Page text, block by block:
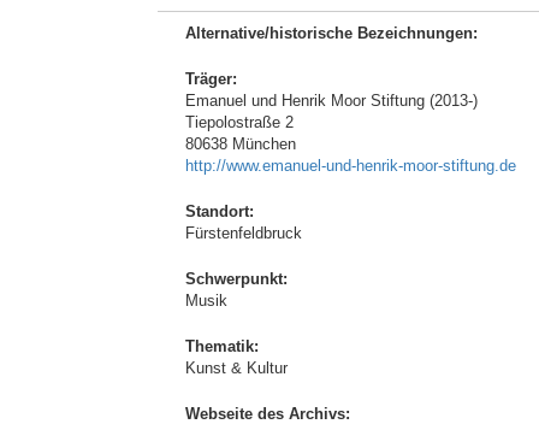
Alternative/historische Bezeichnungen:
Träger:
Emanuel und Henrik Moor Stiftung (2013-)
Tiepolostraße 2
80638 München
http://www.emanuel-und-henrik-moor-stiftung.de
Standort:
Fürstenfeldbruck
Schwerpunkt:
Musik
Thematik:
Kunst & Kultur
Webseite des Archivs: